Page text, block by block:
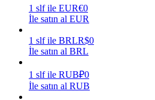
Kazan1 slf ile EUR€0
İle satın al EUR
1 slf ile BRLR$0
İle satın al BRL
1 slf ile RUB₽0
İle satın al RUB